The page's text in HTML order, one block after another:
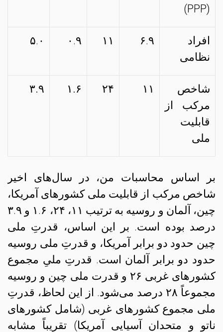
(
PPP
)
افراد
نظامی
۶.۹ ۱۱ ۰.۹ ۵.۰
شاخص
مرکب از
قابلیت
ملی
۱۱ ۲۴ ۱.۶ ۳.۹
بر اساس محاسبات من، در سال‌های اخیر
شاخص مرکب از قابلیت ملی کشورهای آمریکا،
چین، آلمان و روسیه به ترتیب ۱۱، ۲۴، ۱.۶ و ۳.۹
درصد بوده است. بر این اساس، قدرتِ ملی
چین حدود دو برابر آمریکا، و قدرتِ ملی روسیه
حدود دو برابر آلمان است. قدرتِ ملیِ مجموع
کشورهای غربی ۲۶ و قدرت ملی چین و روسیه
مجموعاً ۲۸ درصد می‌شود. از این لحاظ، قدرتِ
ملی مجموع کشورهای غربی (شامل کشورهای
ناتو و متحدان آسیایی آمریکا) تقریباً مشابه